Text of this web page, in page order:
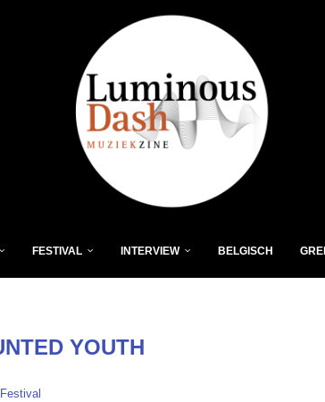
FESTIVAL INTERVIEW BELGISCH
YOUTH
Festival